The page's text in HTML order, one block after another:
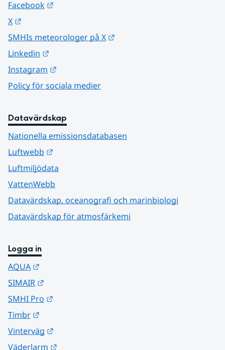
Facebook
X
SMHIs meteorologer på X
Linkedin
Instagram
Policy för sociala medier
Datavärdskap
Nationella emissionsdatabasen
Luftwebb
Luftmiljödata
VattenWebb
Datavärdskap, oceanografi och marinbiologi
Datavärdskap för atmosfärkemi
Logga in
AQUA
SIMAIR
SMHI Pro
Timbr
Vinterväg
Väderlarm